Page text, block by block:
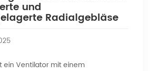
und
Radialgebläse
ein Ventilator mit einem